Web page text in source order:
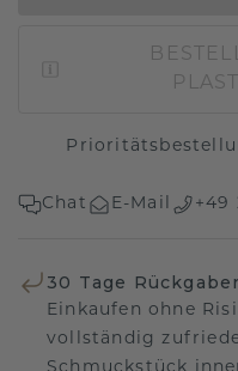
Chat E-Mail +49
30 Tage
Einkaufen ohne
vollständig